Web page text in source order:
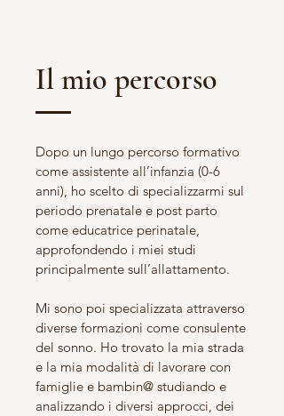
Il mio percorso
Dopo un lungo percorso formativo
come assistente all’infanzia (0-6
anni), ho scelto di specializzarmi sul
periodo prenatale e post parto
come educatrice perinatale,
approfondendo i miei studi
principalmente sull’allattamento.
Mi sono poi specializzata attraverso
diverse formazioni come consulente
del sonno. Ho trovato la mia strada
e la mia modalità di lavorare con
famiglie e bambin@ studiando e
analizzando i diversi approcci, dei